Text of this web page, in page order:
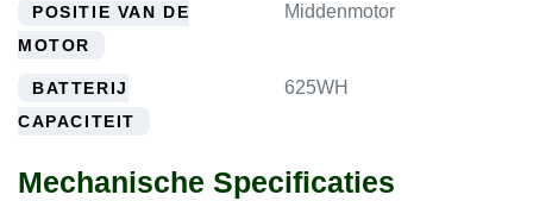
POSITIE VAN DE
MOTOR
Middenmotor
BATTERIJ
CAPACITEIT
625WH
Mechanische Specificaties